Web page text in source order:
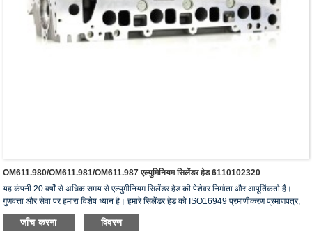
OM611.980/OM611.981/OM611.987 एल्युमिनियम सिलेंडर हेड 6110102320
यह कंपनी 20 वर्षों से अधिक समय से एल्युमीनियम सिलेंडर हेड की पेशेवर निर्माता और आपूर्तिकर्ता है।
गुणवत्ता और सेवा पर हमारा विशेष ध्यान है। हमारे सिलेंडर हेड को ISO16949 प्रमाणीकरण प्रमाणपत्र,
"उच्च सीलिंग सिलेंडर हेड", "सिलेंडर हेड का लंबा जीवन" और अन्य 5 उपयोगी मॉडल पेटेंट प्राप्त हैं।
जाँच करना विवरण